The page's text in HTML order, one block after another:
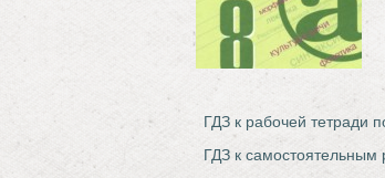
ГДЗ к рабочей тетради
ГДЗ к самостоятельным